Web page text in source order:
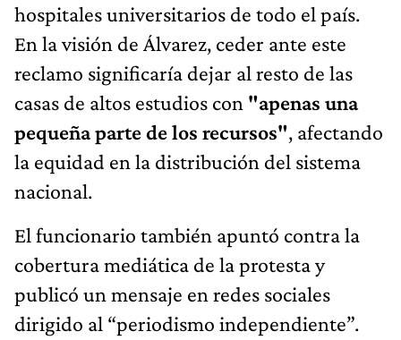
hospitales universitarios de todo el país.
En la visión de Álvarez, ceder ante este
reclamo significaría dejar al resto de las
casas de altos estudios con "apenas una
pequeña parte de los recursos", afectando
la equidad en la distribución del sistema
nacional.
El funcionario también apuntó contra la
cobertura mediática de la protesta y
publicó un mensaje en redes sociales
dirigido al “periodismo independiente”.